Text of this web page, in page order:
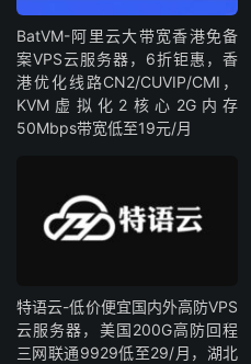
BatVM-阿里云大带宽香港免备
案VPS云服务器，6折钜惠，香
港优化线路CN2/CUVIP/CMI，
KVM虚拟化2核心2G内存
50Mbps带宽低至19元/月
特语云-低价便宜国内外高防VPS
云服务器，美国200G高防回程
三网联通9929低至29/月，湖北